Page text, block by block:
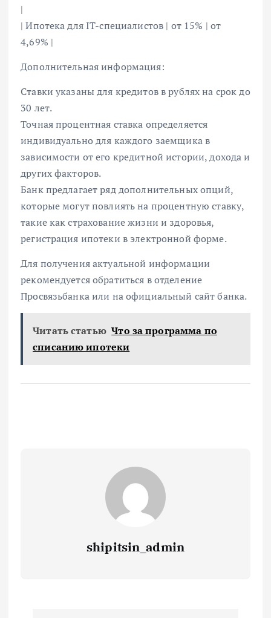
|
| Ипотека для IT-специалистов | от 15% | от
4,69% |
Дополнительная информация:
Ставки указаны для кредитов в рублях на срок до
30 лет.
Точная процентная ставка определяется
индивидуально для каждого заемщика в
зависимости от его кредитной истории, дохода и
других факторов.
Банк предлагает ряд дополнительных опций,
которые могут повлиять на процентную ставку,
такие как страхование жизни и здоровья,
регистрация ипотеки в электронной форме.
Для получения актуальной информации
рекомендуется обратиться в отделение
Просвязьбанка или на официальный сайт банка.
Читать статью Что за программа по
списанию ипотеки
shipitsin_admin